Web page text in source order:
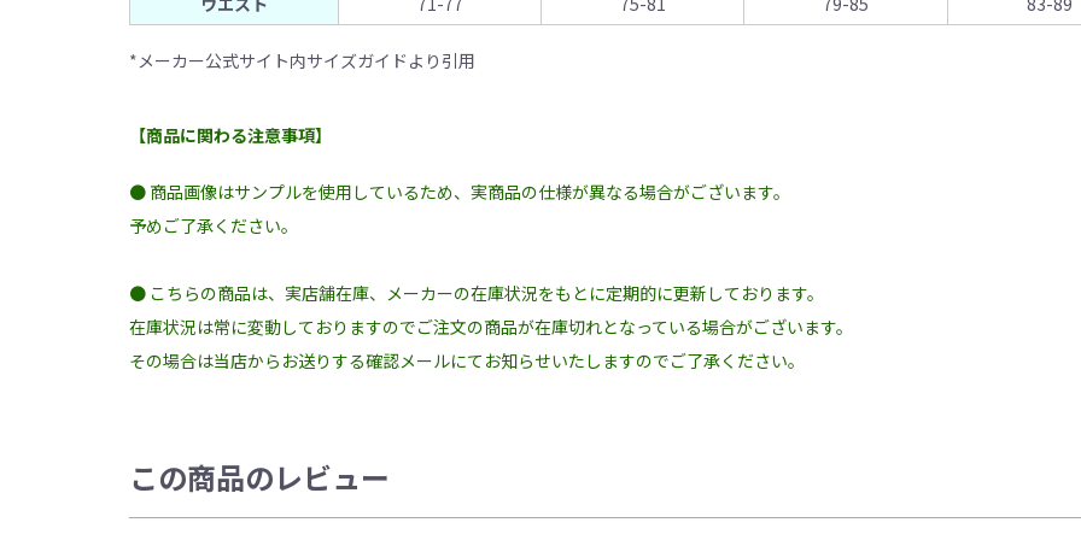
*メーカー公式サイト内サイズガイドより引用
【商品に関わる注意事項】
● 商品画像はサンプルを使用しているため、実商品の仕様が異なる場合がございます。
予めご了承ください。
● こちらの商品は、実店舗在庫、メーカーの在庫状況をもとに定期的に更新しております。
在庫状況は常に変動しておりますのでご注文の商品が在庫切れとなっている場合がございます。
その場合は当店からお送りする確認メールにてお知らせいたしますのでご了承ください。
この商品のレビュー